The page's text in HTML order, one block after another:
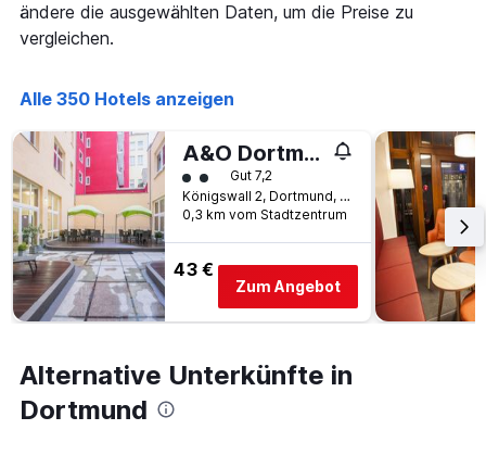
ändere die ausgewählten Daten, um die Preise zu
vergleichen.
Alle 350 Hotels anzeigen
A&O Dortmund Hauptbahnhof
Bewertungskategorie 2
Gut 7,2
Königswall 2, Dortmund, Nordrhein-Westfalen, Deutschland
0,3 km vom Stadtzentrum
43 €
Zum Angebot
Alternative Unterkünfte in
Dortmund